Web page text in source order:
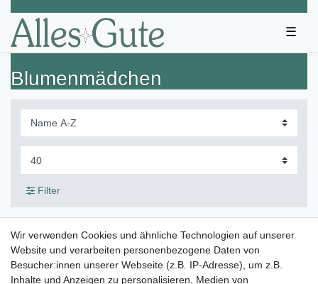
☰
Blumenmädchen
Filter
Fiebiger Floristik Zinnienmädchen zum Hängen
12 cm
5,36 € *
Wir verwenden Cookies und ähnliche Technologien auf unserer
Website und verarbeiten personenbezogene Daten von
Besucher:innen unserer Webseite (z.B. IP-Adresse), um z.B.
Inhalte und Anzeigen zu personalisieren, Medien von